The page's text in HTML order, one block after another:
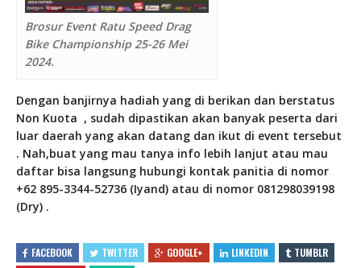
Brosur Event Ratu Speed Drag
Bike Championship 25-26 Mei
2024.
Dengan banjirnya hadiah yang di berikan dan berstatus
Non Kuota , sudah dipastikan akan banyak peserta dari
luar daerah yang akan datang dan ikut di event tersebut
. Nah,buat yang mau tanya info lebih lanjut atau mau
daftar bisa langsung hubungi kontak panitia di nomor
+62 895-3344-52736 (Iyand) atau di nomor 081298039198
(Dry) .
FACEBOOK TWITTER GOOGLE+ LINKEDIN
TUMBLR